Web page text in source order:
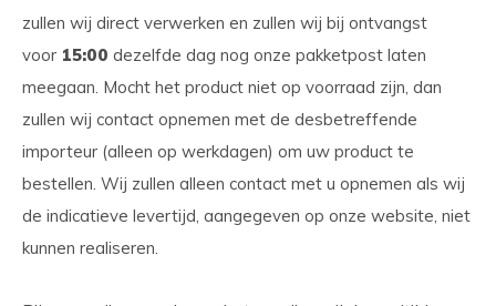
zullen wij direct verwerken en zullen wij bij ontvangst
voor 15:00 dezelfde dag nog onze pakketpost laten
meegaan. Mocht het product niet op voorraad zijn, dan
zullen wij contact opnemen met de desbetreffende
importeur (alleen op werkdagen) om uw product te
bestellen. Wij zullen alleen contact met u opnemen als wij
de indicatieve levertijd, aangegeven op onze website, niet
kunnen realiseren.